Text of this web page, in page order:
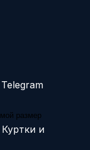
размер
Куртки и